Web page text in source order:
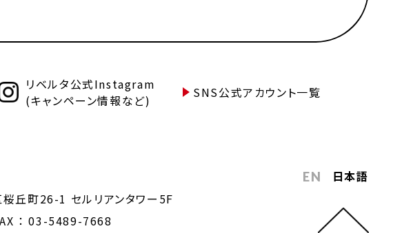
リベルタ公式Instagram
(キャンペーン情報など)
SNS公式アカウント一覧
EN 日本語
丘町26-1 セルリアンタワー5F
： 03-5489-7668